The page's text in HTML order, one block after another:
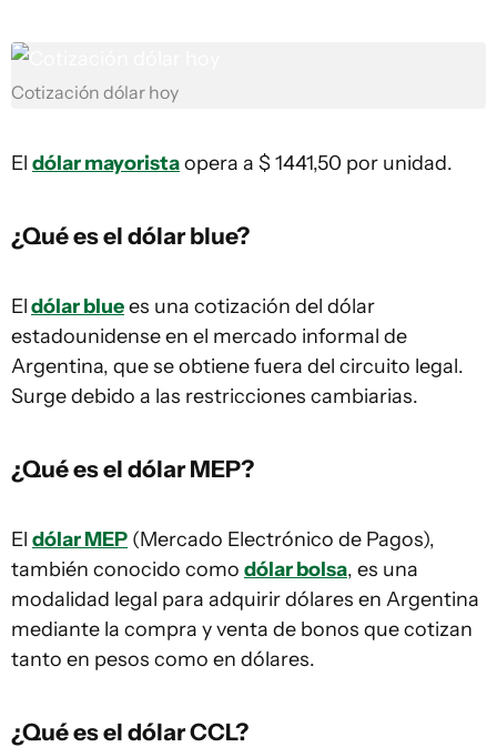
Cotización dólar hoy
El dólar mayoristaopera a $ 1441,50 por unidad.
¿Qué es el dólar blue?
Eldólar bluees una cotización del dólar
estadounidense en el mercado informal de
Argentina, que se obtiene fuera del circuito legal.
Surge debido a las restricciones cambiarias.
¿Qué es el dólar MEP?
El dólar MEP (Mercado Electrónico de Pagos),
también conocido como dólar bolsa, es una
modalidad legal para adquirir dólares en Argentina
mediante la compra y venta de bonos que cotizan
tanto en pesos como en dólares.
¿Qué es el dólar CCL?